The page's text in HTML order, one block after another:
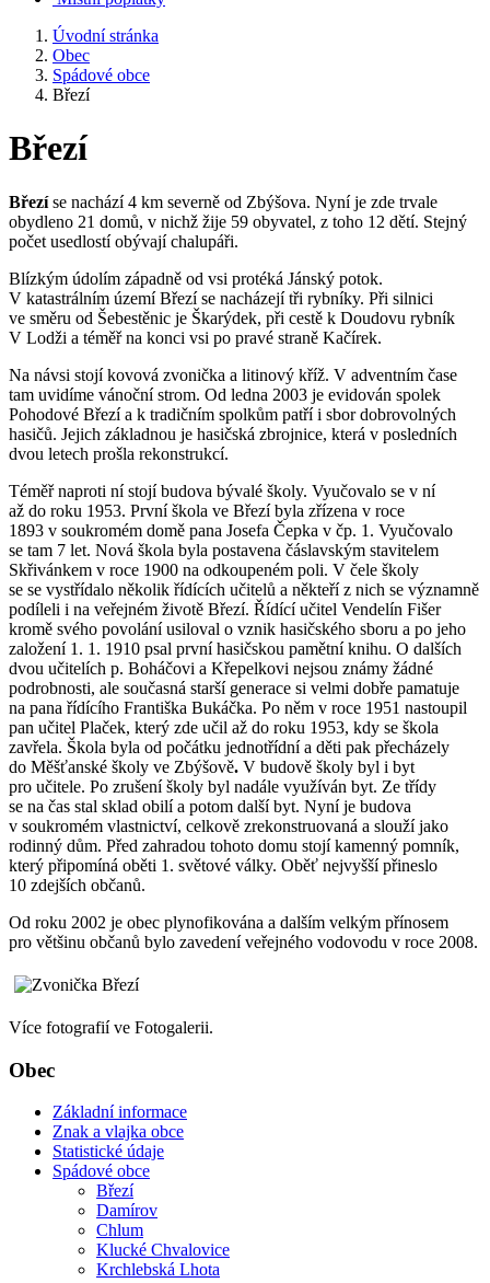
Úvodní stránka
Obec
Spádové obce
Březí
Březí
Březíse nachází 4 km severně od Zbýšova. Nyní je zde trvale
obydleno 21 domů, v nichž žije 59 obyvatel, z toho 12 dětí. Stejný
počet usedlostí obývají chalupáři.
Blízkým údolím západně od vsi protéká Jánský potok.
V katastrálním území Březí se nacházejí tři rybníky. Při silnici
ve směru od Šebestěnic je Škarýdek, při cestě k Doudovu rybník
V Lodži a téměř na konci vsi po pravé straně Kačírek.
Na návsi stojí kovová zvonička a litinový kříž. V adventním čase
tam uvidíme vánoční strom. Od ledna 2003 je evidován spolek
Pohodové Březí a k tradičním spolkům patří i sbor dobrovolných
hasičů. Jejich základnou je hasičská zbrojnice, která v posledních
dvou letech prošla rekonstrukcí.
Téměř naproti ní stojí budova bývalé školy. Vyučovalo se v ní
až do roku 1953. První škola ve Březí byla zřízena v roce
1893 v soukromém domě pana Josefa Čepka v čp. 1. Vyučovalo
se tam 7 let. Nová škola byla postavena čáslavským stavitelem
Skřivánkem v roce 1900 na odkoupeném poli. V čele školy
se se vystřídalo několik řídících učitelů a někteří z nich se významně
podíleli i na veřejném životě Březí. Řídící učitel Vendelín Fišer
kromě svého povolání usiloval o vznik hasičského sboru a po jeho
založení 1. 1. 1910 psal první hasičskou pamětní knihu. O dalších
dvou učitelích p. Boháčovi a Křepelkovi nejsou známy žádné
podrobnosti, ale současná starší generace si velmi dobře pamatuje
na pana řídícího Františka Bukáčka. Po něm v roce 1951 nastoupil
pan učitel Plaček, který zde učil až do roku 1953, kdy se škola
zavřela. Škola byla od počátku jednotřídní a děti pak přecházely
do Měšťanské školy ve Zbýšově. V budově školy byl i byt
pro učitele. Po zrušení školy byl nadále využíván byt. Ze třídy
se na čas stal sklad obilí a potom další byt. Nyní je budova
v soukromém vlastnictví, celkově zrekonstruovaná a slouží jako
rodinný dům. Před zahradou tohoto domu stojí kamenný pomník,
který připomíná oběti 1. světové války. Oběť nejvyšší přineslo
10 zdejších občanů.
Od roku 2002 je obec plynofikována a dalším velkým přínosem
pro většinu občanů bylo zavedení veřejného vodovodu v roce 2008.
Více fotografií ve Fotogalerii.
Obec
Základní informace
Znak a vlajka obce
Statistické údaje
Spádové obce
Březí
Damírov
Chlum
Klucké Chvalovice
Krchlebská Lhota